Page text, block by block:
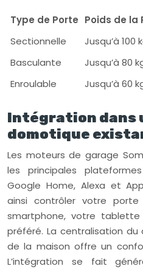
Type de Porte Poids de la
Sectionnelle
Jusqu’à 100
Basculante
Jusqu’à 80
Enroulable
Jusqu’à 60
Intégration dans
domotique
Les moteurs de garage
les principales
Google Home, Alexa et
ainsi contrôler votre
smartphone, votre
préféré. La centralisation
de la maison offre un
L’intégration se fait